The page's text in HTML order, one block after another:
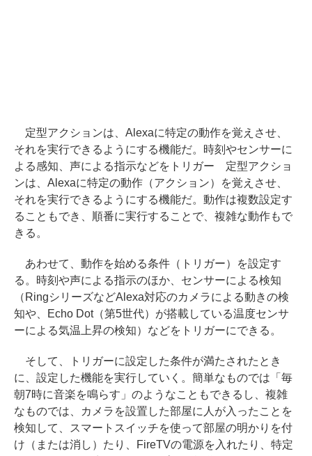
定型アクションは、Alexaに特定の動作を覚えさせ、
それを実行できるようにする機能だ。時刻やセンサーに
よる感知、声による指示などをトリガー 定型アクショ
ンは、Alexaに特定の動作（アクション）を覚えさせ、
それを実行できるようにする機能だ。動作は複数設定す
ることもでき、順番に実行することで、複雑な動作もで
きる。
あわせて、動作を始める条件（トリガー）を設定す
る。時刻や声による指示のほか、センサーによる検知
（RingシリーズなどAlexa対応のカメラによる動きの検
知や、Echo Dot（第5世代）が搭載している温度センサ
ーによる気温上昇の検知）などをトリガーにできる。
そして、トリガーに設定した条件が満たされたとき
に、設定した機能を実行していく。簡単なものでは「毎
朝7時に音楽を鳴らす」のようなこともできるし、複雑
なものでは、カメラを設置した部屋に人が入ったことを
検知して、スマートスイッチを使って部屋の明かりを付
け（または消し）たり、FireTVの電源を入れたり、特定